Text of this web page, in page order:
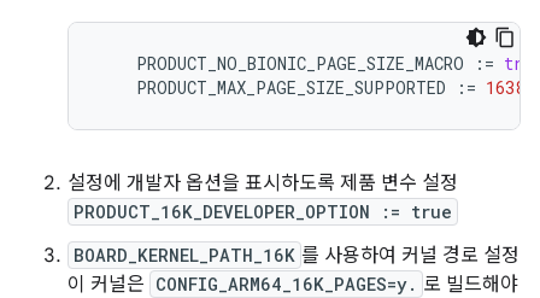
PRODUCT_NO_BIONIC_PAGE_SIZE_MACRO : =
PRODUCT_MAX_PAGE_SIZE_SUPPORTED
: = 16384
설정에 개발자 옵션을 표시하도록 제품 변수 설정
PRODUCT_16K_DEVELOPER_OPTION := true
BOARD_KERNEL_PATH_16K 를 사용하여 커널 경로 설정
이 커널은 CONFIG_ARM64_16K_PAGES=y. 로 빌드해야